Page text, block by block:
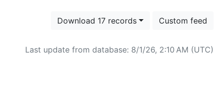
Download 17 records Custom feed
Last update from database: 8/1/26, 2:10 AM (UTC)